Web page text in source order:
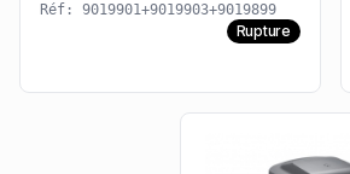
Réf: 9019901+9019903+9019899
Rupture